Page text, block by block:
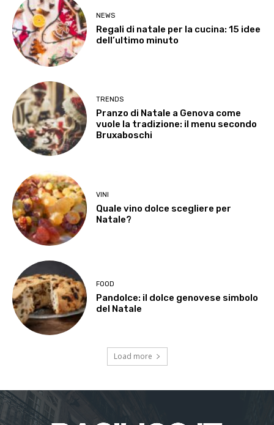
NEWS
Regali di natale per la cucina: 15 idee
dell’ultimo minuto
TRENDS
Pranzo di Natale a Genova come
vuole la tradizione: il menu secondo
Bruxaboschi
VINI
Quale vino dolce scegliere per
Natale?
FOOD
Pandolce: il dolce genovese simbolo
del Natale
Load more